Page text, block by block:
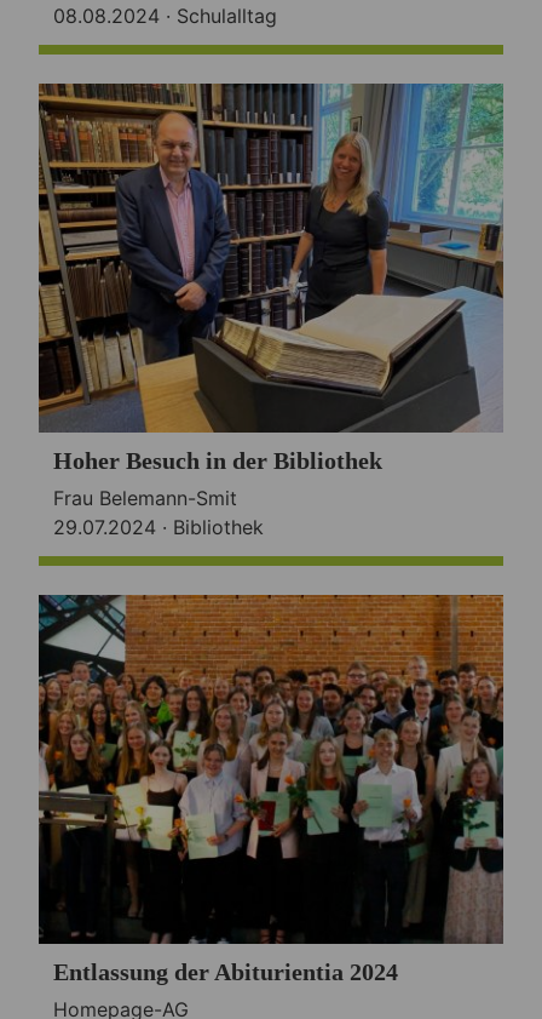
08.08.2024 · Schulalltag
Hoher Besuch in der Bibliothek
Frau Belemann-Smit
29.07.2024 · Bibliothek
Entlassung der Abiturientia 2024
Homepage-AG